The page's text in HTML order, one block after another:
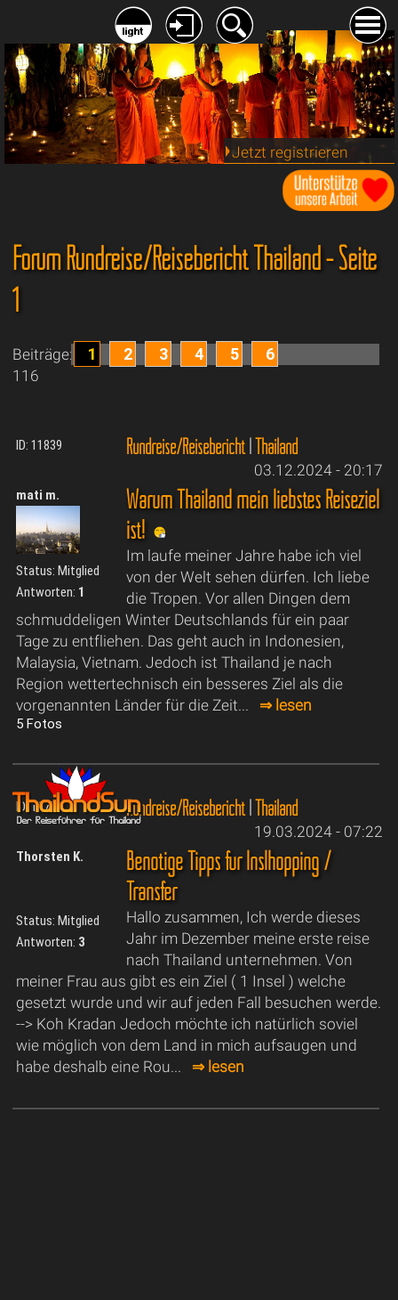
Jetzt registrieren
Forum Rundreise/Reisebericht Thailand - Seite
1
Beiträge:
116
1 2 3 4 5 6
ID: 11839 Rundreise/Reisebericht|Thailand
03.12.2024 - 20:17
mati m.
Status: Mitglied
Antworten: 1
Warum Thailand mein liebstes Reiseziel
ist!
Im laufe meiner Jahre habe ich viel
von der Welt sehen dürfen. Ich liebe
die Tropen. Vor allen Dingen dem
schmuddeligen Winter Deutschlands für ein paar
Tage zu entfliehen. Das geht auch in Indonesien,
Malaysia, Vietnam. Jedoch ist Thailand je nach
Region wettertechnisch ein besseres Ziel als die
vorgenannten Länder für die Zeit... ⇒ lesen
5 Fotos
ID: 11790 Rundreise/Reisebericht|Thailand
19.03.2024 - 07:22
Thorsten K.
Status: Mitglied
Antworten: 3
Benötige Tipps für Inslhopping /
Transfer
Hallo zusammen, Ich werde dieses
Jahr im Dezember meine erste reise
nach Thailand unternehmen. Von
meiner Frau aus gibt es ein Ziel ( 1 Insel ) welche
gesetzt wurde und wir auf jeden Fall besuchen werde.
--> Koh Kradan Jedoch möchte ich natürlich soviel
wie möglich von dem Land in mich aufsaugen und
habe deshalb eine Rou... ⇒ lesen